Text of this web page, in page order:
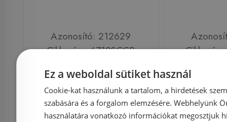
Azonosító: 212629
Cikkszám: 6719SCCR
88 620 Ft
Kosárba
Ez a weboldal sütiket használ
Cookie-kat használunk a tartalom, a hirdetések
szabására és a forgalom elemzésére. Webhelyünk
használatára vonatkozó információkat megosztjuk